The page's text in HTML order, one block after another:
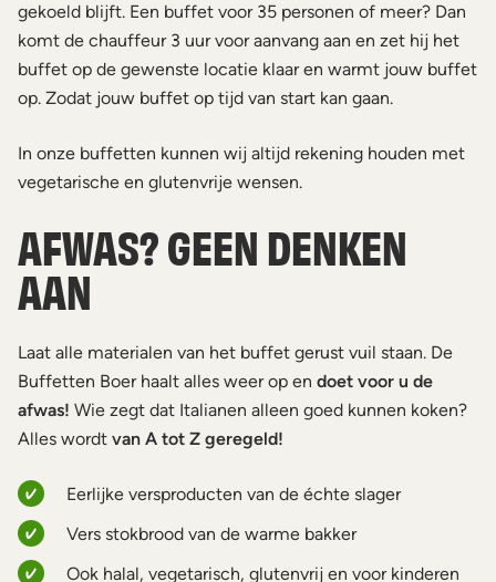
gekoeld blijft. Een buffet voor 35 personen of meer? Dan
komt de chauffeur 3 uur voor aanvang aan en zet hij het
buffet op de gewenste locatie klaar en warmt jouw buffet
op. Zodat jouw buffet op tijd van start kan gaan.
In onze buffetten kunnen wij altijd rekening houden met
vegetarische en glutenvrije wensen.
AFWAS? GEEN DENKEN
AAN
Laat alle materialen van het buffet gerust vuil staan. De
Buffetten Boer haalt alles weer op en doet voor u de
afwas! Wie zegt dat Italianen alleen goed kunnen koken?
Alles wordt van A tot Z geregeld!
Eerlijke versproducten van de échte slager
Vers stokbrood van de warme bakker
Ook halal, vegetarisch, glutenvrij en voor kinderen